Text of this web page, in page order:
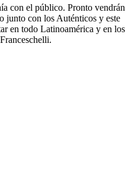
con el público. Pronto vendrán
junto con los Auténticos y este
en todo Latinoamérica y en los